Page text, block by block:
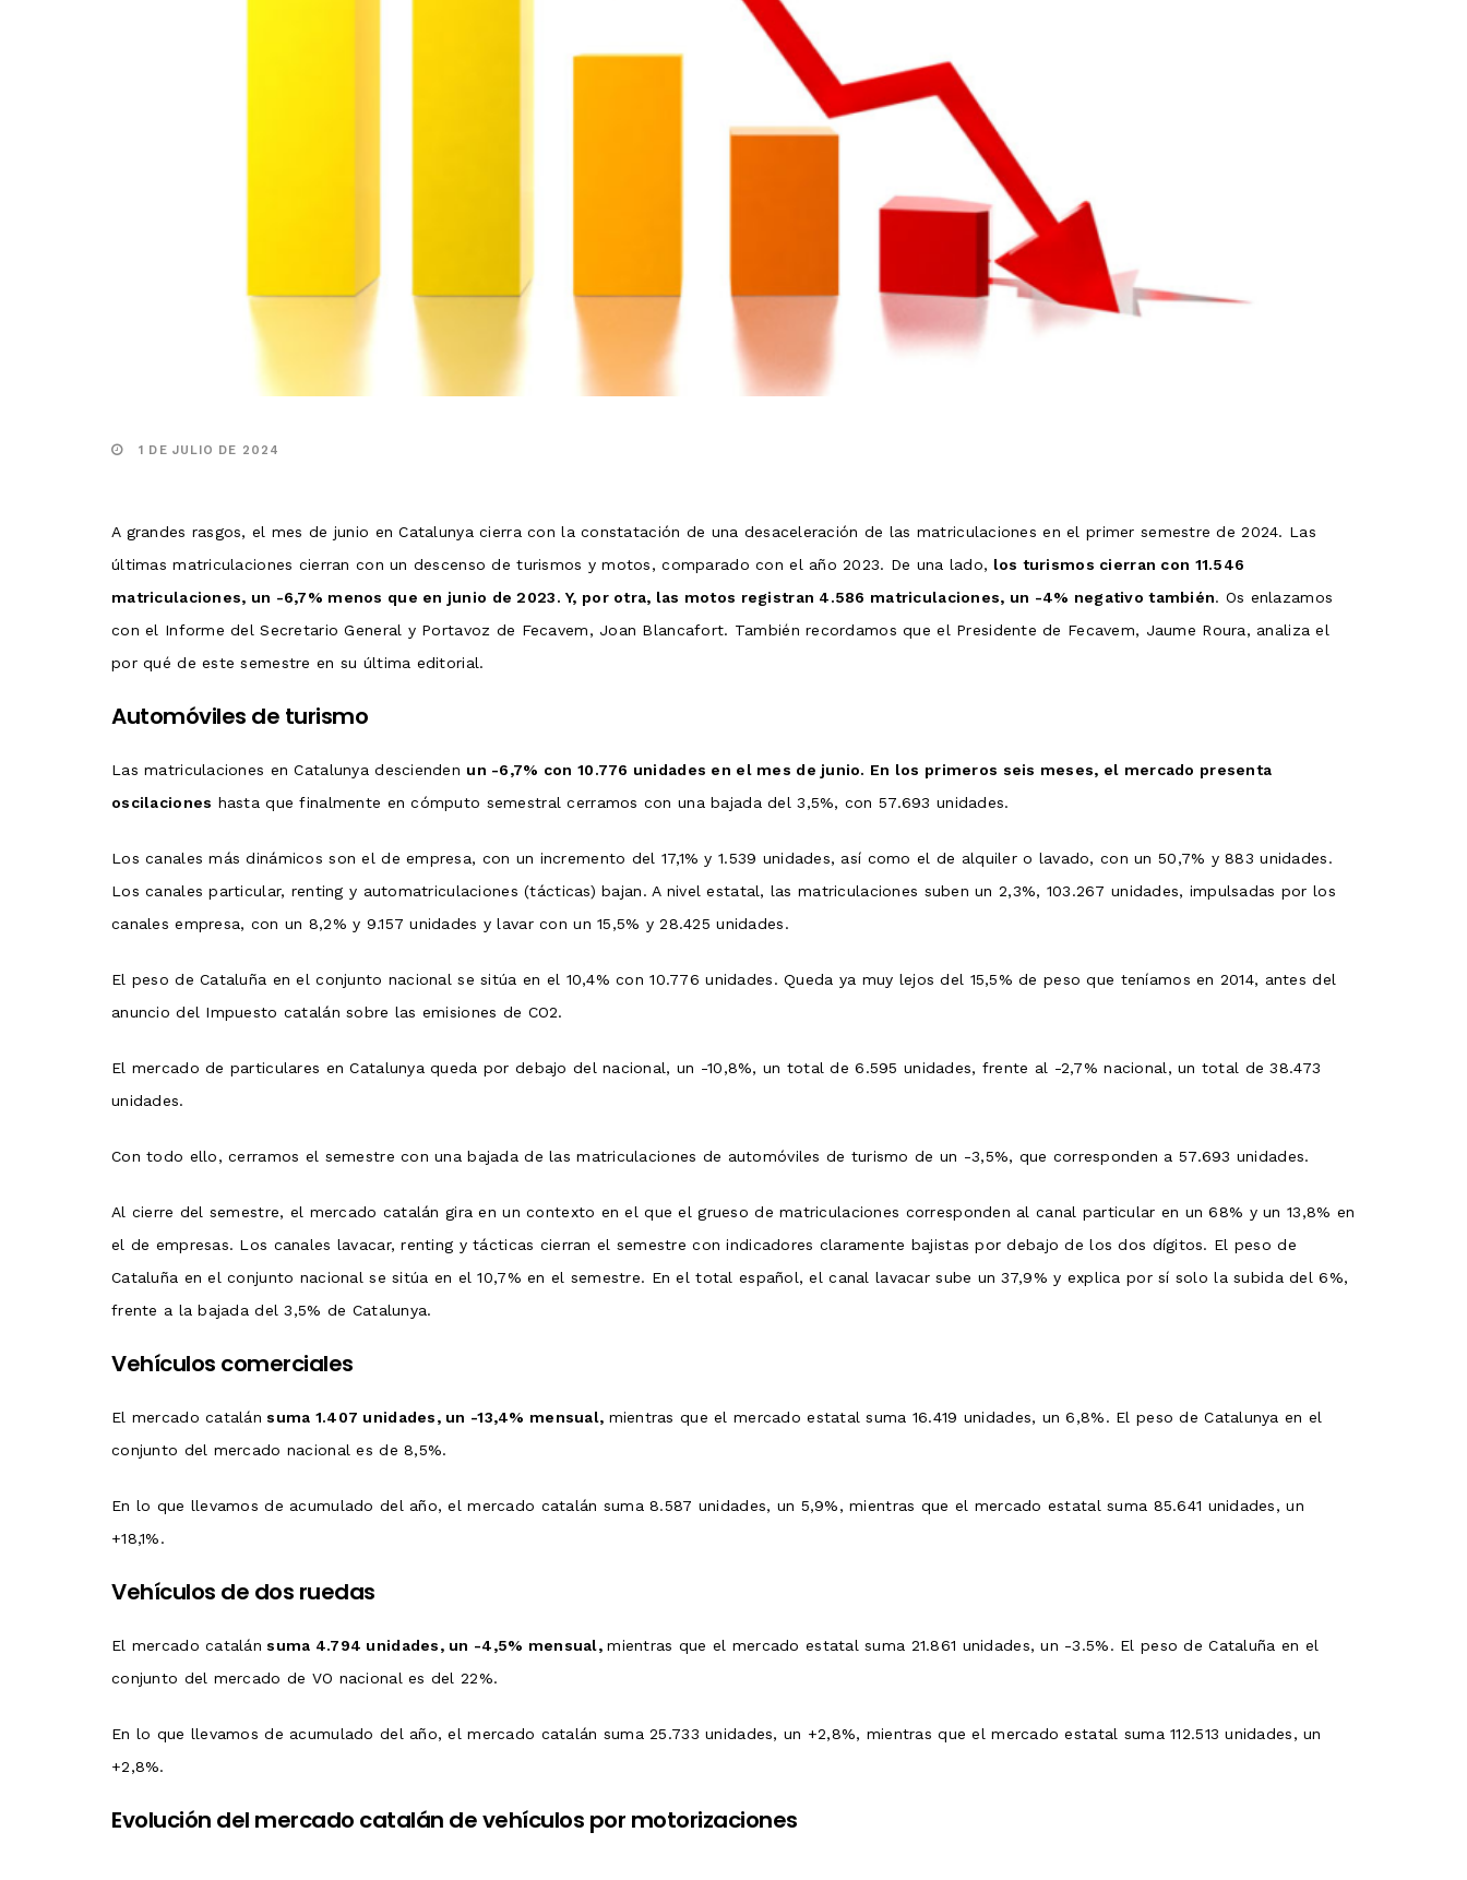
1 DE JULIO DE 2024
A grandes rasgos, el mes de junio en Catalunya cierra con la constatación de una desaceleración de las matriculaciones en el primer semestre de 2024. Las
últimas matriculaciones cierran con un descenso de turismos y motos, comparado con el año 2023. De una lado, los turismos cierran con 11.546
matriculaciones, un -6,7% menos que en junio de 2023. Y, por otra, las motos registran 4.586 matriculaciones, un -4% negativo también. Os enlazamos
con el Informe del Secretario General y Portavoz de Fecavem, Joan Blancafort. También recordamos que el Presidente de Fecavem, Jaume Roura, analiza el
por qué de este semestre en su última editorial.
Automóviles de turismo
Las matriculaciones en Catalunya descienden un -6,7% con 10.776 unidades en el mes de junio. En los primeros seis meses, el mercado presenta
oscilaciones hasta que finalmente en cómputo semestral cerramos con una bajada del 3,5%, con 57.693 unidades.
Los canales más dinámicos son el de empresa, con un incremento del 17,1% y 1.539 unidades, así como el de alquiler o lavado, con un 50,7% y 883 unidades.
Los canales particular, renting y automatriculaciones (tácticas) bajan. A nivel estatal, las matriculaciones suben un 2,3%, 103.267 unidades, impulsadas por los
canales empresa, con un 8,2% y 9.157 unidades y lavar con un 15,5% y 28.425 unidades.
El peso de Cataluña en el conjunto nacional se sitúa en el 10,4% con 10.776 unidades. Queda ya muy lejos del 15,5% de peso que teníamos en 2014, antes del
anuncio del Impuesto catalán sobre las emisiones de CO2.
El mercado de particulares en Catalunya queda por debajo del nacional, un -10,8%, un total de 6.595 unidades, frente al -2,7% nacional, un total de 38.473
unidades.
Con todo ello, cerramos el semestre con una bajada de las matriculaciones de automóviles de turismo de un -3,5%, que corresponden a 57.693 unidades.
Al cierre del semestre, el mercado catalán gira en un contexto en el que el grueso de matriculaciones corresponden al canal particular en un 68% y un 13,8% en
el de empresas. Los canales lavacar, renting y tácticas cierran el semestre con indicadores claramente bajistas por debajo de los dos dígitos. El peso de
Cataluña en el conjunto nacional se sitúa en el 10,7% en el semestre. En el total español, el canal lavacar sube un 37,9% y explica por sí solo la subida del 6%,
frente a la bajada del 3,5% de Catalunya.
Vehículos comerciales
El mercado catalán suma 1.407 unidades, un -13,4% mensual, mientras que el mercado estatal suma 16.419 unidades, un 6,8%. El peso de Catalunya en el
conjunto del mercado nacional es de 8,5%.
En lo que llevamos de acumulado del año, el mercado catalán suma 8.587 unidades, un 5,9%, mientras que el mercado estatal suma 85.641 unidades, un
+18,1%.
Vehículos de dos ruedas
El mercado catalán suma 4.794 unidades, un -4,5% mensual,mientras que el mercado estatal suma 21.861 unidades, un -3.5%. El peso de Cataluña en el
conjunto del mercado de VO nacional es del 22%.
En lo que llevamos de acumulado del año, el mercado catalán suma 25.733 unidades, un +2,8%, mientras que el mercado estatal suma 112.513 unidades, un
+2,8%.
Evolución del mercado catalán de vehículos por motorizaciones